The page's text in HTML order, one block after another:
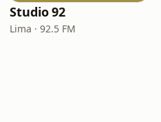
Studio 92
Lima · 92.5 FM